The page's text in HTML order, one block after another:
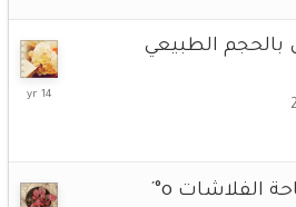
2015
بالحجم الطبيعي
16